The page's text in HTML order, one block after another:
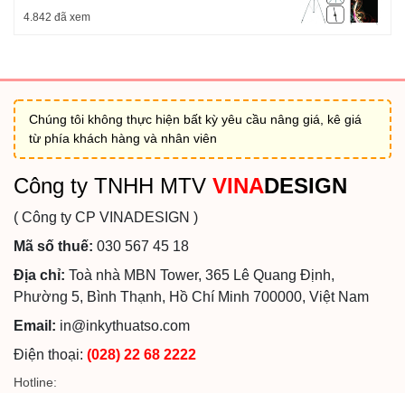
4.842 đã xem
Chúng tôi không thực hiện bất kỳ yêu cầu nâng giá, kê giá
từ phía khách hàng và nhân viên
Công ty TNHH MTV VINADESIGN
( Công ty CP VINADESIGN )
Mã số thuế: 030 567 45 18
Địa chỉ: Toà nhà MBN Tower, 365 Lê Quang Định,
Phường 5, Bình Thạnh, Hồ Chí Minh 700000, Việt Nam
Email: in@inkythuatso.com
Điện thoại: (028) 22 68 2222
Hotline: